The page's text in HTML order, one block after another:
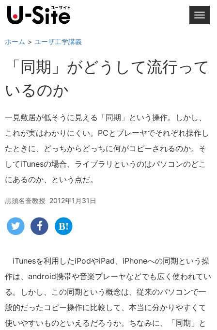
T
l
e
i
g
a
i
ホーム ユーザ工学講義
「同期」がどうして流行って
いるのか
一見敷居が低そうに見える「同期」という操作。しかし、
これが実はわかりにくい。PCとプレーヤでそれぞれ操作し
たときに、どっちからどっちに何がコピーされるのか。そ
してiTunesの場合、ライブラリというのはパソコンのどこ
にあるのか、という点だ。
黒須名誉教授 2012年1月31日
iTunesを利用したiPodやiPad、iPhoneへの同期という操
作は、android携帯や音楽プレーヤなどでも広く使われてい
る。しかし、この同期という概念は、従来のパソコンで一
般的だったコピー操作に比較して、本当に分かりやすくて
使いやすいものといえるだろうか。ちなみに、「同期」と